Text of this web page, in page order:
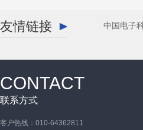
友情链接 中国电子
CONTACT
联系方式
客户热线：010-64362811